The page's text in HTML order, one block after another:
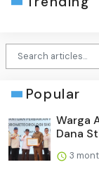
Popular
Warga
Dana
3